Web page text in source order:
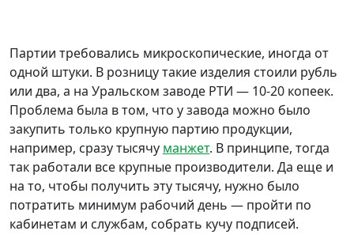
Партии требовались микроскопические, иногда от
одной штуки. В розницу такие изделия стоили рубль
или два, а на Уральском заводе РТИ — 10-20 копеек.
Проблема была в том, что у завода можно было
закупить только крупную партию продукции,
например, сразу тысячу манжет. В принципе, тогда
так работали все крупные производители. Да еще и
на то, чтобы получить эту тысячу, нужно было
потратить минимум рабочий день — пройти по
кабинетам и службам, собрать кучу подписей.